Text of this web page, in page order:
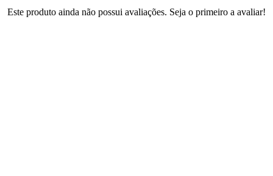
Este produto ainda não possui avaliações. Seja o primeiro a avaliar!